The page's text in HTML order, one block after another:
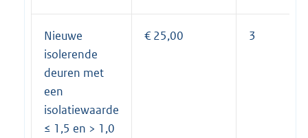
Nieuwe
isolerende
deuren met
een
isolatiewaarde
≤ 1,5 en > 1,0
€ 25,00 3